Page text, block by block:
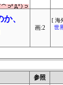
、
画:2
[ 海
世
参照